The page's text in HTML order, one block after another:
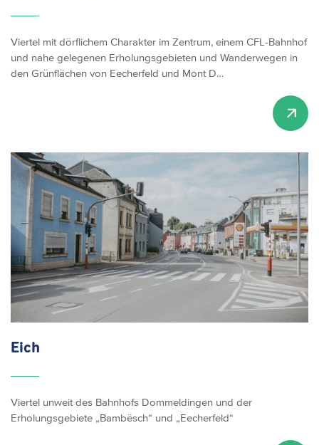
Viertel mit dörflichem Charakter im Zentrum, einem CFL-Bahnhof
und nahe gelegenen Erholungsgebieten und Wanderwegen in
den Grünflächen von Eecherfeld und Mont D…
Eich
Viertel unweit des Bahnhofs Dommeldingen und der
Erholungsgebiete „Bambësch“ und „Eecherfeld“